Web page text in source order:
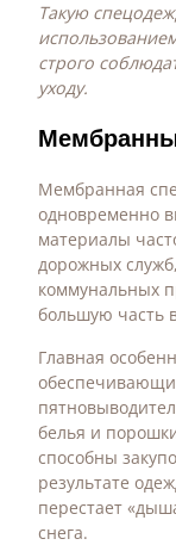
Такую
строго
уходу.
Мембранная
одновременно
материалы
дорожных
коммунальных
большую часть
Главная
белья и
способны
результате
перестает
снега.